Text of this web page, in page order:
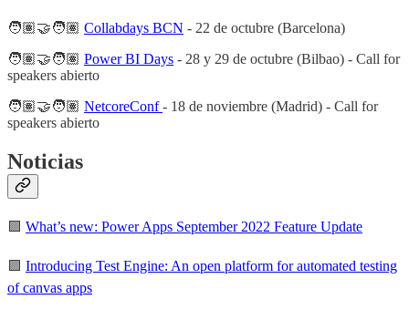
🧑🏽‍🤝‍🧑🏽 Collabdays BCN - 22 de octubre (Barcelona)
🧑🏽‍🤝‍🧑🏽 Power BI Days - 28 y 29 de octubre (Bilbao) - Call for
speakers abierto
🧑🏽‍🤝‍🧑🏽 NetcoreConf- 18 de noviembre (Madrid) - Call for
speakers abierto
Noticias
🟪 What’s new: Power Apps September 2022 Feature Update
🟪 Introducing Test Engine: An open platform for automated testing
of canvas apps